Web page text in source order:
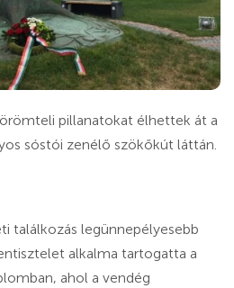
pillanatokat élhettek át a
sóstói zenélő szökőkút láttán.
találkozás legünnepélyesebb
alkalma tartogatta a
ahol a vendég